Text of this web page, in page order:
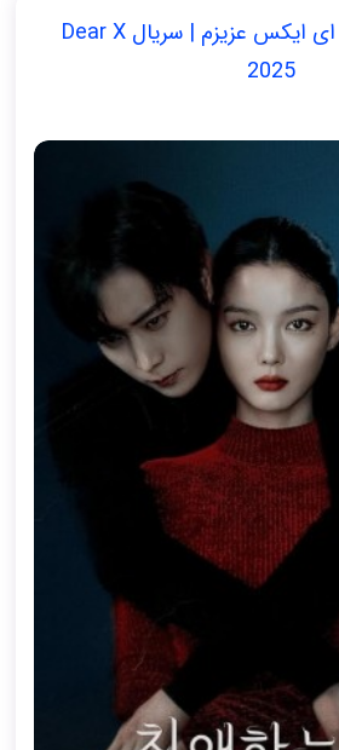
دانلود سریال کره ای ایکس عزیزم | سریال Dear X
2025